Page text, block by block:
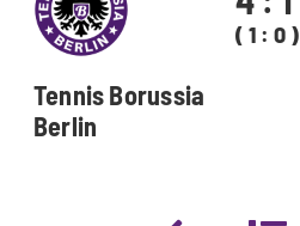
( 1 : 0 )
Tennis Borussia
Berlin